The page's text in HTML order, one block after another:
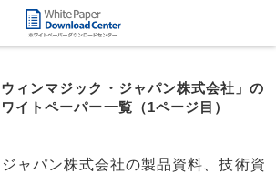
ウィンマジック・ジャパン株式会社」の
イトペーパー一覧（1ページ目）
ャパン株式会社の製品資料、技術資